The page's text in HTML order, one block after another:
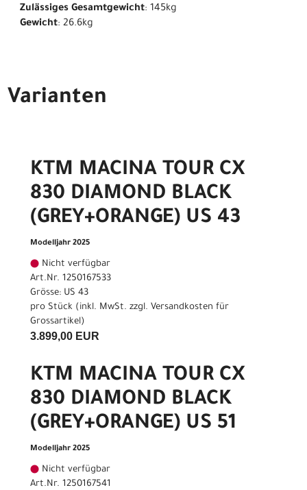
Zulässiges Gesamtgewicht: 145kg
Gewicht: 26.6kg
Varianten
KTM MACINA TOUR CX
830 DIAMOND BLACK
(GREY+ORANGE) US 43
Modelljahr 2025
Nicht verfügbar
Art.Nr. 1250167533
Grösse: US 43
pro Stück (inkl. MwSt. zzgl. Versandkosten für
Grossartikel)
3.899,00 EUR
KTM MACINA TOUR CX
830 DIAMOND BLACK
(GREY+ORANGE) US 51
Modelljahr 2025
Nicht verfügbar
Art.Nr. 1250167541